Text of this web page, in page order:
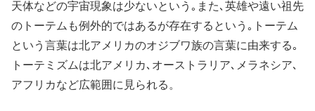
天体などの宇宙現象は少ないという｡また､英雄や遠い祖先
のトーテムも例外的ではあるが存在するという｡トーテム
という言葉は北アメリカのオジブワ族の言葉に由来する｡
トーテミズムは北アメリカ､オーストラリア､メラネシア､
アフリカなど広範囲に見られる。